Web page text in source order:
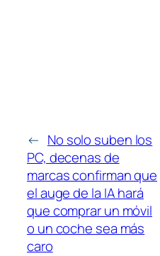
← No solo suben los
PC, decenas de
marcas confirman que
el auge de la IA hará
que comprar un móvil
o un coche sea más
caro